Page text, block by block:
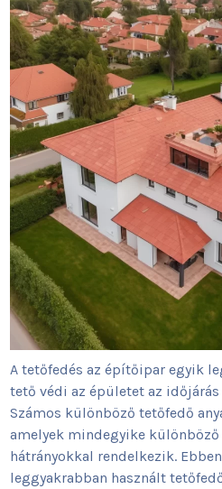
A tetőfedés az építőipar egyik
tető védi az épületet az
Számos különböző tetőfedő
amelyek mindegyike különböző
hátrányokkal rendelkezik.
leggyakrabban használt